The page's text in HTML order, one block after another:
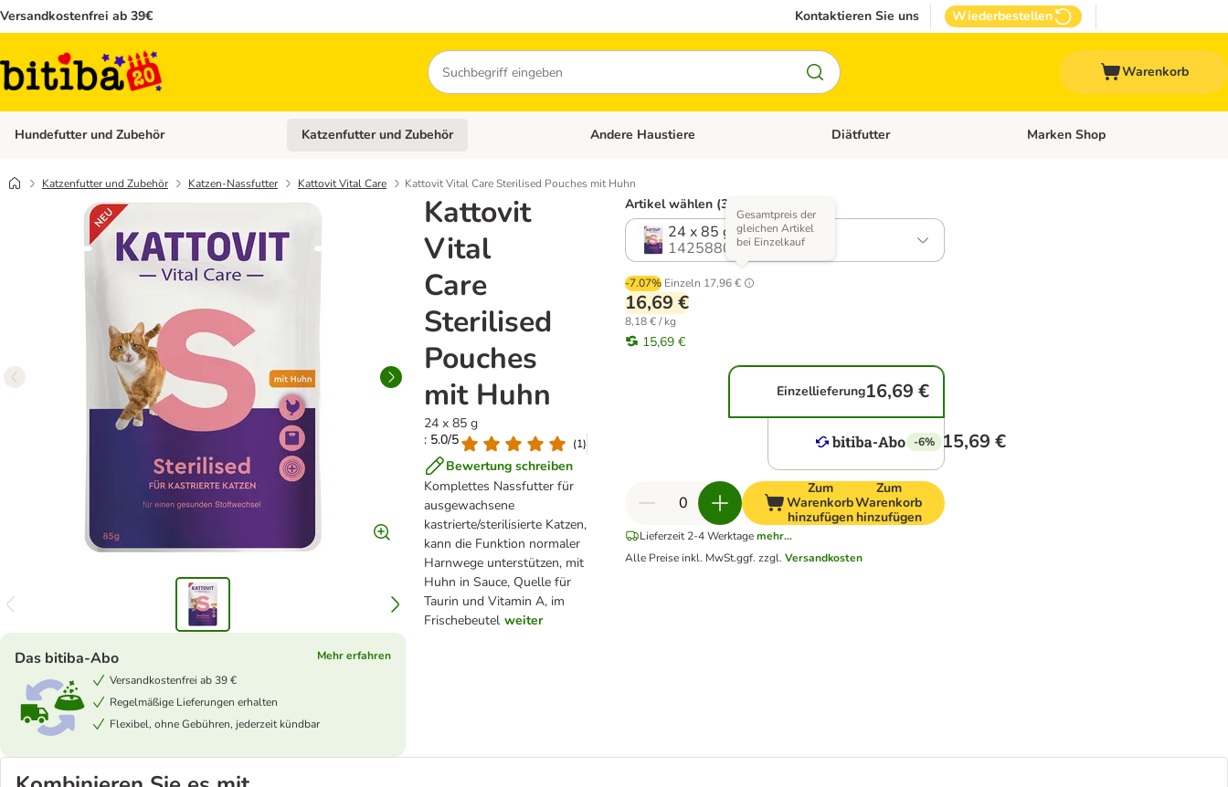
Versandkostenfrei ab 39€ Kontaktieren Sie uns Wiederbestellen
Suchen
Warenkorb
Hundefutter und Zubehör Kategorie-Menü öffnen: Hundefutter und Zubehör
Katzenfutter und Zubehör Kategorie-Menü öffnen: Katzenfutter und Zubehör
Andere Haustiere Kategorie-Menü öffnen: Andere Haustiere
Diätfutter Kategorie-Menü öffnen: Diätfutter
Marken Shop
Katzenfutter und Zubehör Katzen-Nassfutter Kattovit Vital Care Kattovit Vital Care Sterilised Pouches mit Huhn
Kattovit
Vital
Care
Sterilised
Pouches
mit Huhn
24 x 85 g
: 5.0/5
(1)
Bewertung schreiben
Komplettes Nassfutter für
ausgewachsene
kastrierte/sterilisierte Katzen,
kann die Funktion normaler
Harnwege unterstützen, mit
Huhn in Sauce, Quelle für
Taurin und Vitamin A, im
Frischebeutel weiter
Das bitiba-Abo
Mehr erfahren
Versandkostenfrei ab 39 €
Regelmäßige Lieferungen erhalten
Flexibel, ohne Gebühren, jederzeit kündbar
Artikel wählen (3 Varianten)
24 x 85 g
1425880.0
-7.07% Einzeln 17,96 €
Gesamtpreis der
gleichen Artikel
bei Einzelkauf
16,69 €
8,18 € / kg
15,69 €
Einzellieferung16,69 €
-6% 15,69 €
Zum
Warenkorb
hinzufügen
Zum
Warenkorb
hinzufügen
Lieferzeit 2-4 Werktage mehr...
Alle Preise inkl. MwSt.ggf. zzgl.Versandkosten